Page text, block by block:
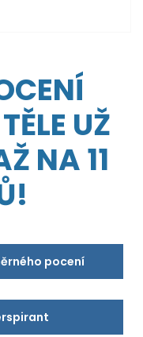
UŽ
NA 11
pocení